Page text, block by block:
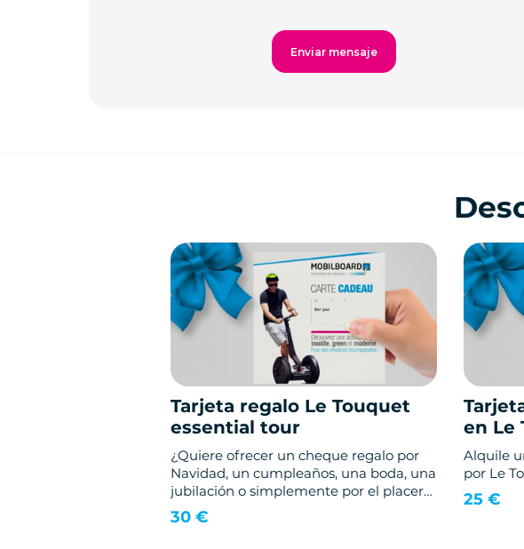
Tarjeta regalo Le Touquet
essential tour
¿Quiere ofrecer un cheque regalo por
Navidad, un cumpleaños, una boda, una
jubilación o simplemente por el placer
de regalar?
30 €
en Le
Alquile
por Le
25 €